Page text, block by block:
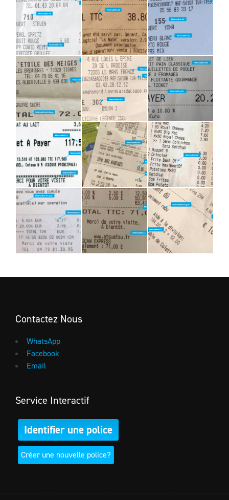
Contactez Nous
WhatsApp
Facebook
Email
Service Interactif
Identifier une police
Créer une nouvelle police?